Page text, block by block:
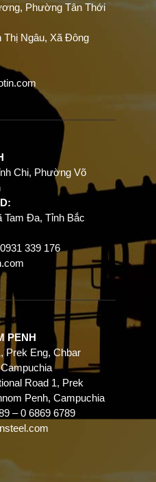
Phường Tân Thới
Thị Ngâu, Xã Đông
Chi, Phường Võ
Đa, Tỉnh Bắc
0931 339 176
PENH
Prek Eng, Chbar
Road 1, Prek
Penh, Campuchia
– 0 6869 6789